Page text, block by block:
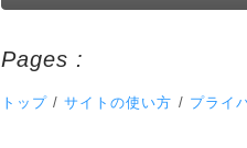
Pages :
トップ /サイトの使い方 / プライ